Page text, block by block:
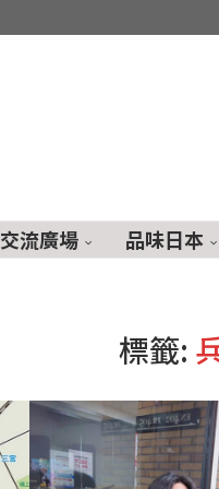
交流廣場 品味日本
標籤: